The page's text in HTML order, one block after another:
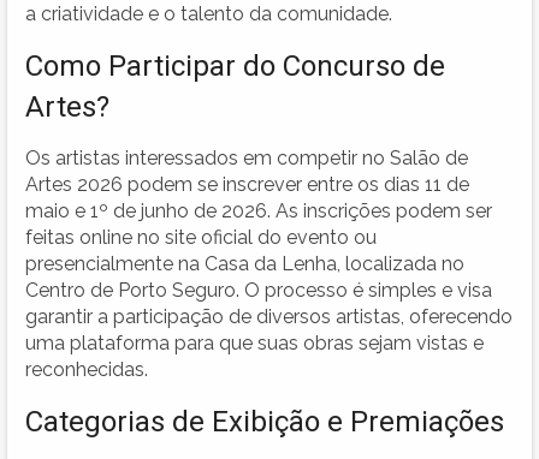
a criatividade e o talento da comunidade.
Como Participar do Concurso de
Artes?
Os artistas interessados em competir no Salão de
Artes 2026 podem se inscrever entre os dias 11 de
maio e 1º de junho de 2026. As inscrições podem ser
feitas online no site oficial do evento ou
presencialmente na Casa da Lenha, localizada no
Centro de Porto Seguro. O processo é simples e visa
garantir a participação de diversos artistas, oferecendo
uma plataforma para que suas obras sejam vistas e
reconhecidas.
Categorias de Exibição e Premiações